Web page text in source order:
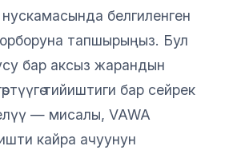
белгиленген
тапшырыңыз. Бул
бар аксыз жарандын
тийиштиги бар сейрек
— мисалы, VAWA
кайра ачуунун